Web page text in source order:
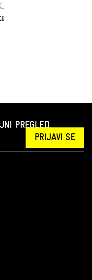
PREGLED.
PRIJAVI SE